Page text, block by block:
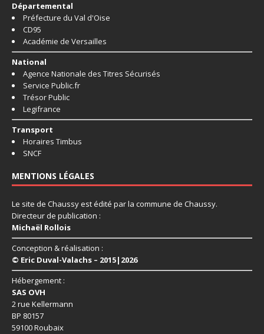
Départemental
Préfecture du Val d'Oise
CD95
Académie de Versailles
National
Agence Nationale des Titres Sécurisés
Service Public.fr
Trésor Public
Legifrance
Transport
Horaires Timbus
SNCF
MENTIONS LÉGALES
Le site de Chaussy est édité par la commune de Chaussy.
Directeur de publication :
Michaël Rollois
Conception & réalisation :
© Eric Duval-Valachs – 2015|2026
Hébergement :
SAS OVH
2 rue Kellermann
BP 80157
59100 Roubaix